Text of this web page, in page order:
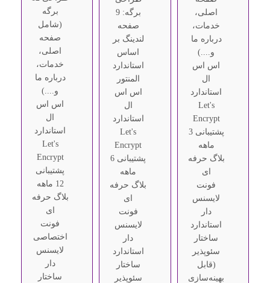
اصلی،
خدمات،
درباره ما
و....)
اس اس
ال
استاندارد
Let's
Encrypt
پشتیبانی 3
ماهه
بلاگ حرفه
ای
فونت
لایسنس
دار
استاندارد
ساختار
سئوپذیر
(قابل
بهینه‌سازی
برگه: 9
صفحه
لندینگ بر
اساس
استاندارد
المنتور
اس اس
ال
استاندارد
Let's
Encrypt
پشتیبانی 6
ماهه
بلاگ حرفه
ای
فونت
لایسنس
دار
استاندارد
ساختار
سئوپذیر
برگه
(شامل
صفحه
اصلی،
خدمات،
درباره ما
و....)
اس اس
ال
استاندارد
Let's
Encrypt
پشتیبانی
12 ماهه
بلاگ حرفه
ای
فونت
اختصاصی
لایسنس
دار
ساختار